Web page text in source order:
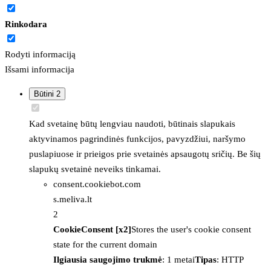
Rinkodara
Rodyti informaciją
Išsami informacija
Būtini 2
Kad svetainę būtų lengviau naudoti, būtinais slapukais
aktyvinamos pagrindinės funkcijos, pavyzdžiui, naršymo
puslapiuose ir prieigos prie svetainės apsaugotų sričių. Be šių
slapukų svetainė neveiks tinkamai.
consent.cookiebot.com
s.meliva.lt
2
CookieConsent [x2]Stores the user's cookie consent
state for the current domain
Ilgiausia saugojimo trukmė: 1 metaiTipas: HTTP